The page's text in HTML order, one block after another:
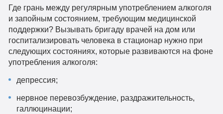
Где грань между регулярным употреблением алкоголя
и запойным состоянием, требующим медицинской
поддержки? Вызывать бригаду врачей на дом или
госпитализировать человека в стационар нужно при
следующих состояниях, которые развиваются на фоне
употребления алкоголя:
депрессия;
нервное перевозбуждение, раздражительность,
галлюцинации;